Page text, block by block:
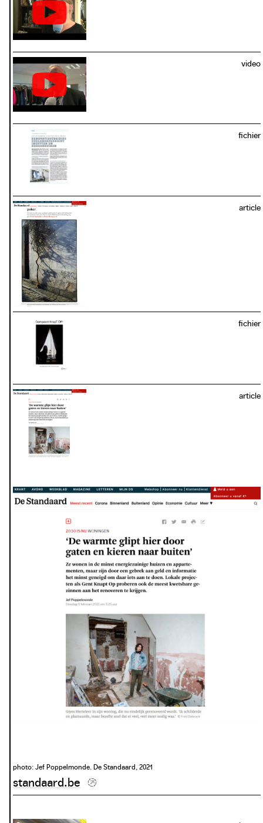
être appliqué dans d’autres quartiers, moyennant le
développement d’un modèle financier et d’un cadre
juridique. Dans le prolongement de ce projet, la ville de
plus sains, plus sûrs, plus économes en énergie et plus
durables.
photo: De Standaard, 2017
standaard.be
photo: AVS Oost Vlaamse Televisie, Gent 2016
video
photo: AVS Oost Vlaamse Televisie, Gent 2016
fichier
article
photo: De Standaard, 2017
fichier
article
photo: Jef Poppelmonde. De Standaard, 2021
standaard.be